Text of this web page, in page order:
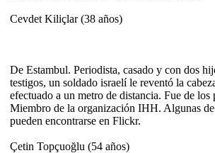
Cevdet Kiliçlar (38 años)
De Estambul. Periodista, casado y con dos
testigos, un soldado israelí le reventó la
efectuado a un metro de distancia. Fue de los
Miembro de la organización IHH. Algunas
pueden encontrarse en Flickr.
Çetin Topçuoğlu (54 años)